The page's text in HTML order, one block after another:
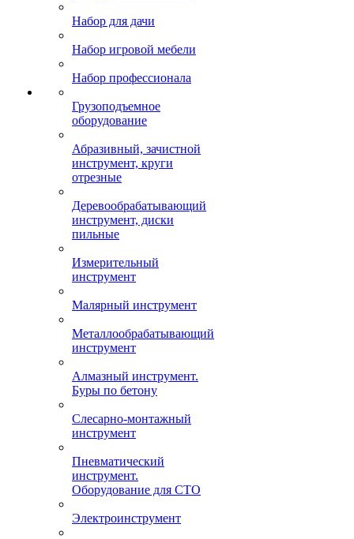
Набор для дачи
Набор игровой мебели
Набор профессионала
Грузоподъемное
оборудование
Абразивный, зачистной
инструмент, круги
отрезные
Деревообрабатывающий
инструмент, диски
пильные
Измерительный
инструмент
Малярный инструмент
Металлообрабатывающий
инструмент
Алмазный инструмент.
Буры по бетону
Слесарно-монтажный
инструмент
Пневматический
инструмент.
Оборудование для СТО
Электроинструмент